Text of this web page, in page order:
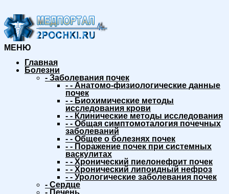
МЕНЮ
Главная
Болезни
- Заболевания почек
- - Анатомо-физиологические данные
почек
- - Биохимические методы
исследования крови
- - Клинические методы исследования
- - Общая симптомоталогия почечных
заболеваний
- - Общее о болезнях почек
- - Поражение почек при системных
васкулитах
- - Хронический пиелонефрит почек
- - Хронический липоидный нефроз
- - Урологические заболевания почек
- Сердце
- Печень